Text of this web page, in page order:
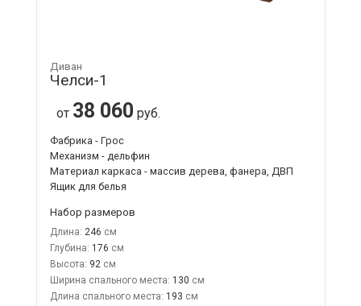
Диван
Челси-1
от 38 060 руб.
Фабрика - Грос
Механизм - дельфин
Материал каркаса - массив дерева, фанера, ДВП
Ящик для белья
Набор размеров
Длина: 246
Глубина: 176
Высота: 92
Ширина спального места: 130
Длина спального места: 193